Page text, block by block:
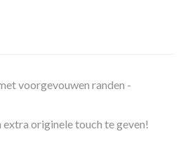
voorgevouwen randen -
extra originele touch te geven!